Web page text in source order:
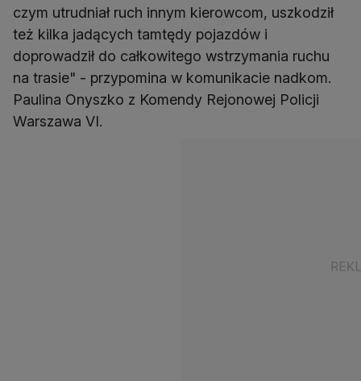
czym utrudniał ruch innym kierowcom, uszkodził
też kilka jadących tamtędy pojazdów i
doprowadził do całkowitego wstrzymania ruchu
na trasie" - przypomina w komunikacie nadkom.
Paulina Onyszko z Komendy Rejonowej Policji
Warszawa VI.